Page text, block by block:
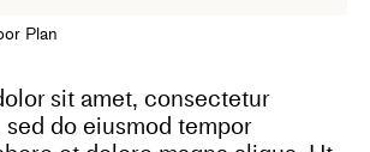
Plan
sit amet, consectetur
do eiusmod tempor